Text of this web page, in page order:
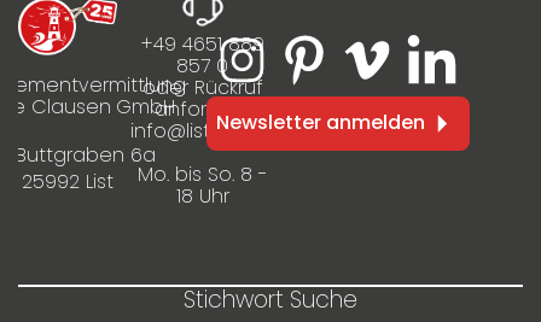
Clausen GmbH
Buttgraben 6a
25992 List
+49 4651 889
857 0
oder Rückruf
anfordern
info@listinfo.de
Mo. bis So. 8 -
18 Uhr
Newsletter anmelden
Stichwort Suche